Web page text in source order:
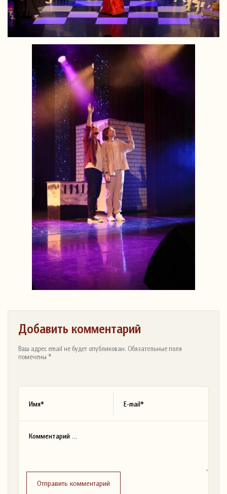
Добавить комментарий
Ваш адрес email не будет опубликован. Обязательные поля
помечены *
Отправить комментарий